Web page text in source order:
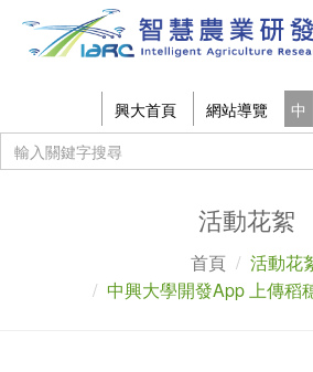
興大首頁 網站導覽 中
活動花絮
首頁
活動花
中興大學開發App 上傳稻